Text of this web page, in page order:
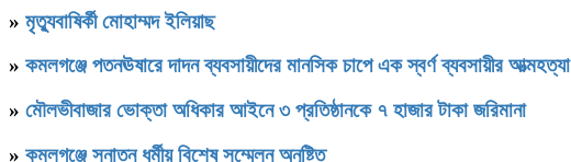
» মৃত্যুবাষির্কী মোহাম্মদ ইলিয়াছ
» কমলগঞ্জে পতনঊষারে দাদন ব্যবসায়ীদের মানসিক চাপে এক স্বর্ণ ব্যবসায়ীর আত্মহত্যা
» মৌলভীবাজার ভোক্তা অধিকার আইনে ৩ প্রতিষ্ঠানকে ৭ হাজার টাকা জরিমানা
» কমলগঞ্জে সনাতন ধর্মীয় বিশেষ সম্মেলন অনুষ্টিত